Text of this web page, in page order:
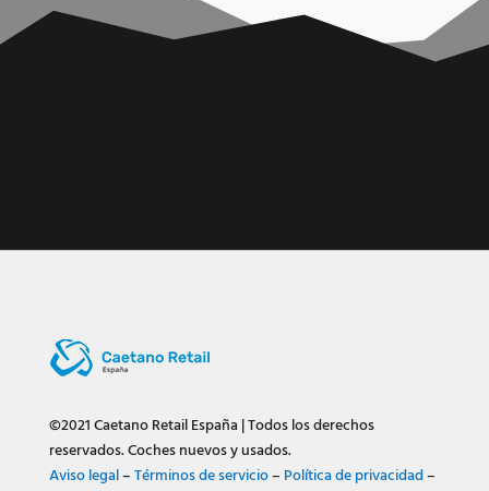
©2021 Caetano Retail España | Todos los derechos
reservados.Coches nuevos y usados.
Aviso legal–Términos de servicio– Política de privacidad–